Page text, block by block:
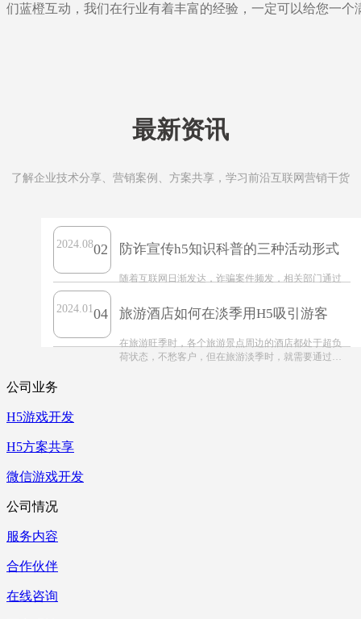
们蓝橙互动，我们在行业有着丰富的经验，一定可以给您一个
最新资讯
了解企业技术分享、营销案例、方案共享，学习前沿互联网营销干货
2024.0802 防诈宣传h5知识科普的三种活动形式
随着互联网日渐发达，诈骗案件频发，相关部门通过
的传播内容，做防诈骗知识科普传播形式出花样。但
依旧还是有人上当受骗，为了使防诈宣传更佳有效，
2024.01 04 旅游酒店如何在淡季用H5吸引游客
在旅游旺季时，各个旅游景点周边的酒店都处于超负
荷状态，不愁客户，但在旅游淡季时，就需要通过一
公司业务
H5游戏开发
H5方案共享
微信游戏开发
公司情况
服务内容
合作伙伴
在线咨询